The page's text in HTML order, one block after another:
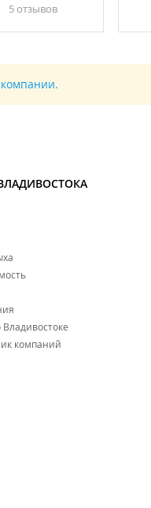
5 отзывов
компании.
Владивостоке
компаний